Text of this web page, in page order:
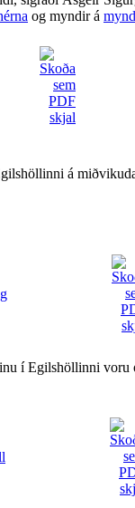
og myndir á
á
í Egilshöllinni voru